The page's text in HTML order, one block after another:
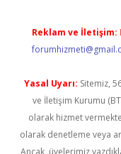
Reklam ve İletişim:
Yasal Uyarı: Sitemiz,
ve İletişim Kurumu
olarak hizmet
olarak denetleme veya
Ancak, üyelerimiz